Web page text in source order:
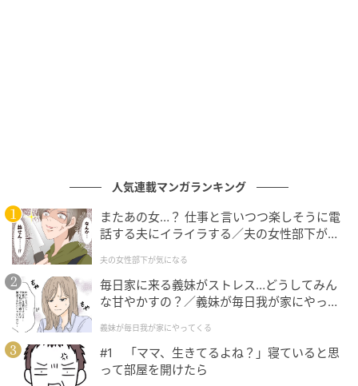
ウーマンエキサイト
人気連載マンガランキング
またあの女…？ 仕事と言いつつ楽しそうに電
話する夫にイライラする／夫の女性部下が気
夫の女性部下が気になる
毎日家に来る義妹がストレス…どうしてみん
な甘やかすの？／義妹が毎日我が家にやって
が】
義妹が毎日我が家にやってくる
#1 「ママ、生きてるよね？」寝ていると思
って部屋を開けたら